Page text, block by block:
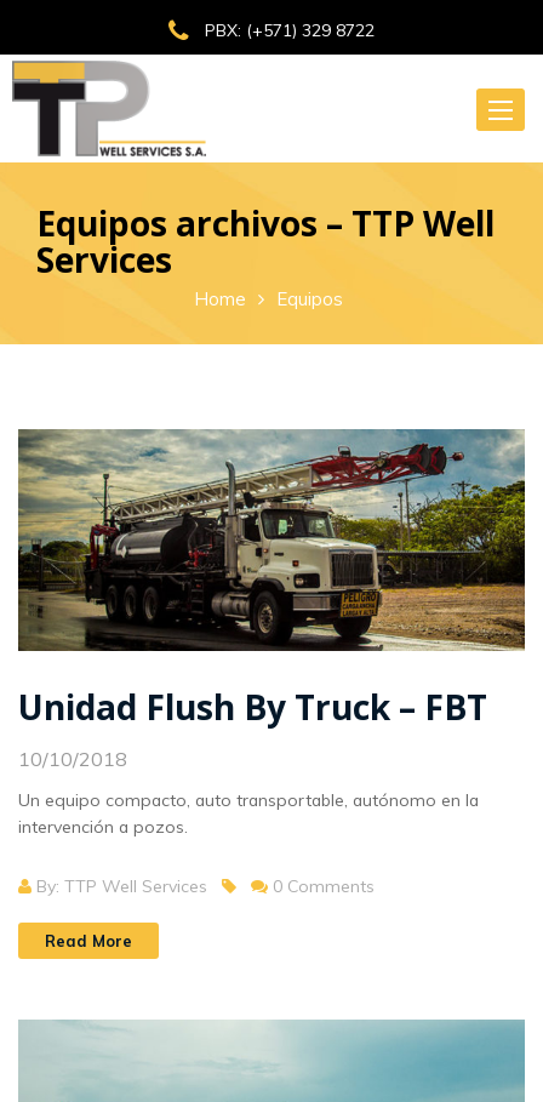
PBX: (+571) 329 8722
Toggle
Equipos archivos – TTP Well
Services
Home Equipos
Unidad Flush By Truck – FBT
10/10/2018
Un equipo compacto, auto transportable, autónomo en la
intervención a pozos.
By: TTP Well Services 0 Comments
Read More